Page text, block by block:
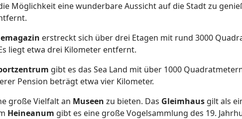
Möglichkeit eine wunderbare Aussicht auf die Stadt zu
erstreckt sich über drei Etagen mit rund 3000
liegt etwa drei Kilometer entfernt.
gibt es das Sea Land mit über 1000
Pension beträgt etwa vier Kilometer.
große Vielfalt an Museen zu bieten. Das Gleimhaus gilt als
Heineanum gibt es eine große Vogelsammlung des 19.